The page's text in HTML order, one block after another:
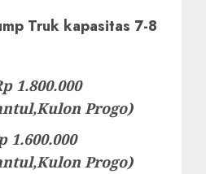
Truk kapasitas 7-8
Progo)
Progo)